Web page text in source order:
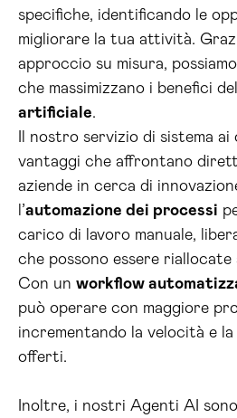
specifiche, identificando le
migliorare la tua attività.
approccio su misura,
che massimizzano i benefici
artificiale.
Il nostro servizio di sistema
vantaggi che affrontano
aziende in cerca di
l’automazione dei processi
carico di lavoro manuale,
che possono essere
Con un workflow
può operare con maggiore
incrementando la velocità e
offerti.
Inoltre, i nostri Agenti AI